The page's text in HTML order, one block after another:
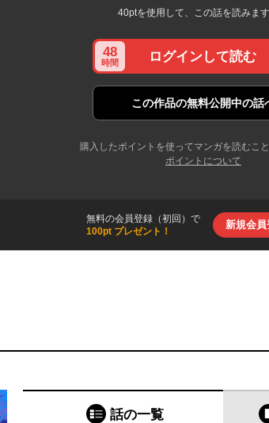
40ptを使用して、この話を読みま
48
時間 ログインして読む
この作品の無料公開中の話
購入したポイントを使ってマンガを読むこと
ポイントについて
無料の会員登録（初回）で
100pt プレゼント！
新規会員
話の一覧